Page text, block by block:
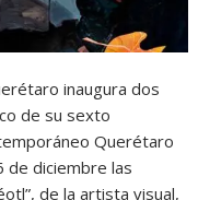
inaugura dos
de su sexto
Querétaro
de diciembre las
de la artista visual,